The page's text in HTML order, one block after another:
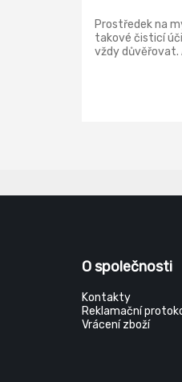
Prostředek na
takové čisticí
vždy důvěřovat.
s mastnotou
O společnosti
Kontakty
Reklamační
Vrácení zboží